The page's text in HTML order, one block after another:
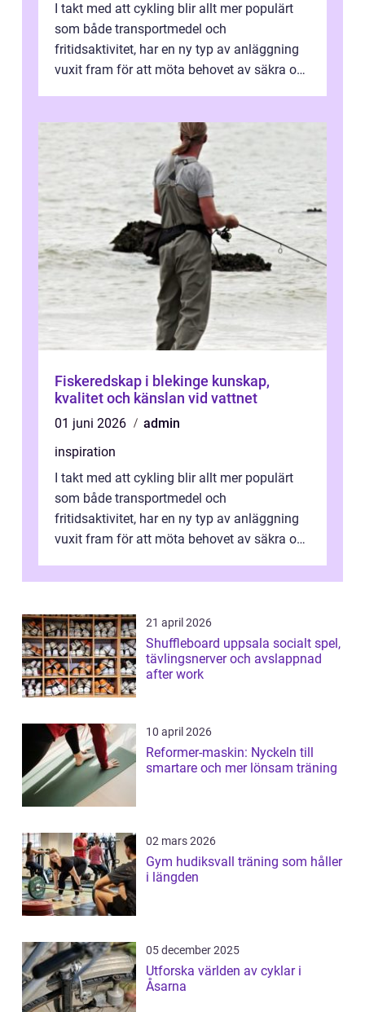
I takt med att cykling blir allt mer populärt
som både transportmedel och
fritidsaktivitet, har en ny typ av anläggning
vuxit fram för att möta behovet av säkra och
Fiskeredskap i blekinge kunskap,
kvalitet och känslan vid vattnet
01 juni 2026
admin
inspiration
I takt med att cykling blir allt mer populärt
som både transportmedel och
fritidsaktivitet, har en ny typ av anläggning
vuxit fram för att möta behovet av säkra och
21 april 2026
Shuffleboard uppsala socialt spel,
tävlingsnerver och avslappnad
after work
10 april 2026
Reformer-maskin: Nyckeln till
smartare och mer lönsam träning
02 mars 2026
Gym hudiksvall träning som håller
i längden
05 december 2025
Utforska världen av cyklar i
Åsarna